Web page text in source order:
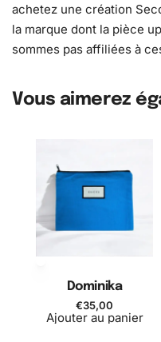
achetez une création
la marque dont la pièce
sommes pas affiliées à
Vous aimerez
Dominika
€35,00
Ajouter au panier